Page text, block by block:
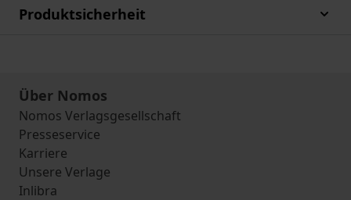
Produktsicherheit
Über Nomos
Nomos Verlagsgesellschaft
Presseservice
Karriere
Unsere Verlage
Inlibra